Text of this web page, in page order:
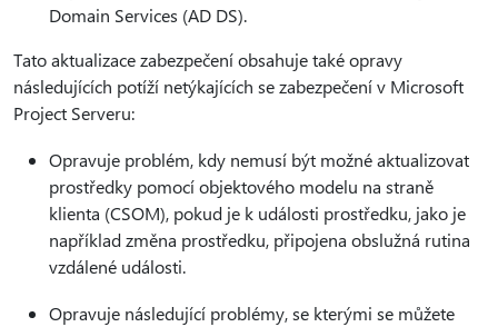
Domain Services (AD DS).
Tato aktualizace zabezpečení obsahuje také opravy
následujících potíží netýkajících se zabezpečení v Microsoft
Project Serveru:
Opravuje problém, kdy nemusí být možné aktualizovat
prostředky pomocí objektového modelu na straně
klienta (CSOM), pokud je k události prostředku, jako je
například změna prostředku, připojena obslužná rutina
vzdálené události.
Opravuje následující problémy, se kterými se můžete